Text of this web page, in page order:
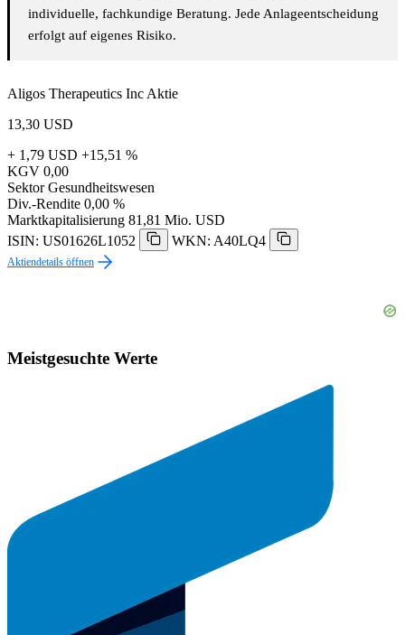
individuelle, fachkundige Beratung. Jede Anlageentscheidung
erfolgt auf eigenes Risiko.
Aligos Therapeutics Inc Aktie
13,30 USD
+ 1,79 USD +15,51 %
KGV 0,00
Sektor Gesundheitswesen
Div.-Rendite 0,00 %
Marktkapitalisierung 81,81 Mio. USD
ISIN: US01626L1052
WKN: A40LQ4
Aktiendetails öffnen
Meistgesuchte Werte